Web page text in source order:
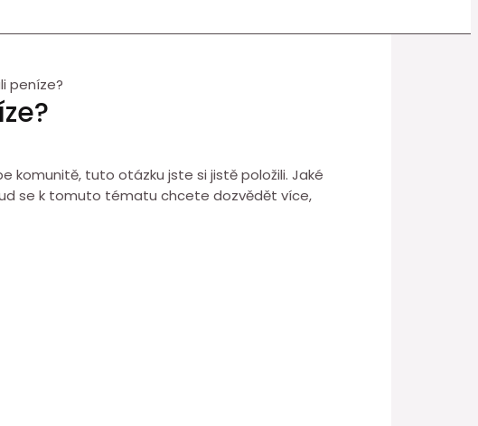
peníze?
komunitě, tuto otázku jste si jistě položili. Jaké
se k tomuto tématu chcete dozvědět více,